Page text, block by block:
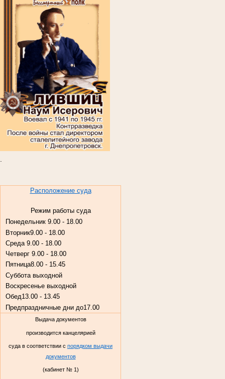
Расположение суда
Режим работы суда
Понедельник 9.00 - 18.00
Вторник9.00 - 18.00
Среда 9.00 - 18.00
Четверг 9.00 - 18.00
Пятница8.00 - 15.45
Суббота выходной
Воскресенье выходной
Обед13.00 - 13.45
Предпраздничные дни до17.00
Выдача документов
производится канцелярией
суда в соответствии с порядком выдачи
документов
(кабинет № 1)